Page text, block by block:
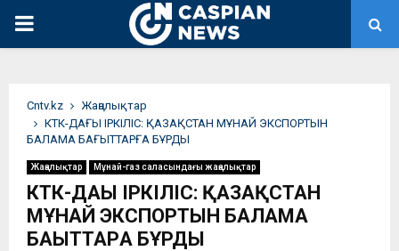
PRIMARY
Сntv.kz
Жаңалықтар
КТК-ДАҒЫ ІРКІЛІС: ҚАЗАҚСТАН МҰНАЙ ЭКСПОРТЫН
БАЛАМА БАҒЫТТАРҒА БҰРДЫ
Жаңалықтар Мұнай-газ саласындағы жаңалықтар
КТК-ДАҒЫ ІРКІЛІС: ҚАЗАҚСТАН
МҰНАЙ ЭКСПОРТЫН БАЛАМА
БАҒЫТТАРҒА БҰРДЫ